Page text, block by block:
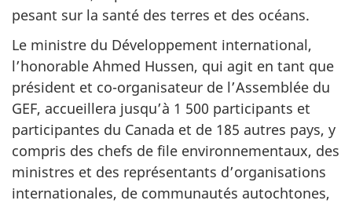
pesant sur la santé des terres et des océans.
Le ministre du Développement international,
l’honorable Ahmed Hussen, qui agit en tant que
président et co-organisateur de l’Assemblée du
GEF, accueillera jusqu’à 1 500 participants et
participantes du Canada et de 185 autres pays, y
compris des chefs de file environnementaux, des
ministres et des représentants d’organisations
internationales, de communautés autochtones,